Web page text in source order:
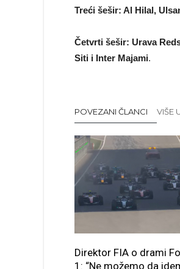
Treći šešir: Al Hilal,
Četvrti šešir: Urava
Siti i Inter Majami.
POVEZANI ČLANCI VIŠE
Direktor FIA o drami
1: “Ne možemo da